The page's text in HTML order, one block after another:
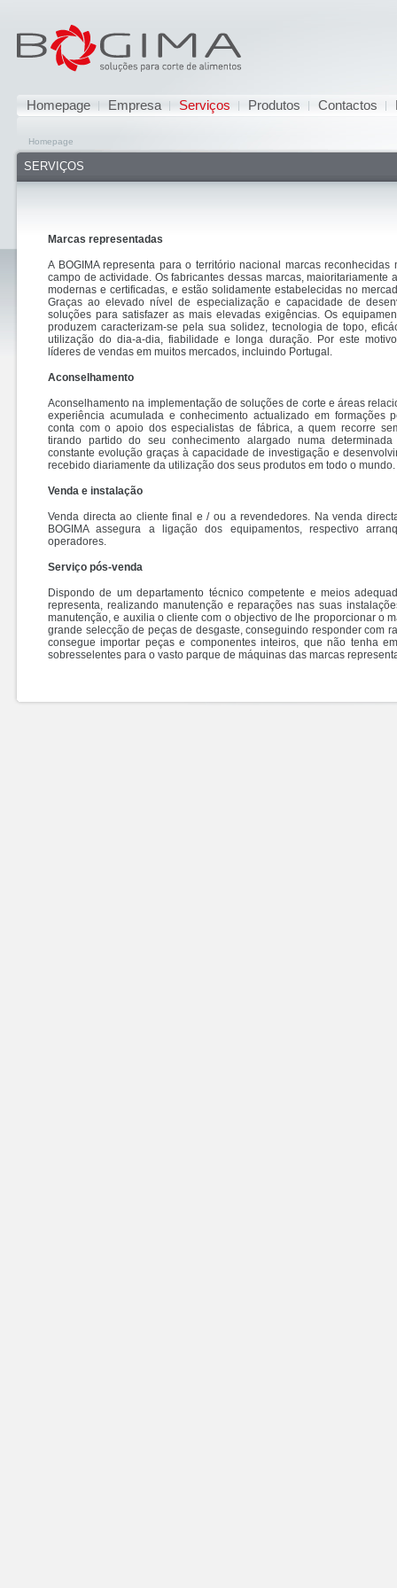
Homepage Empresa Serviços Produtos Contactos
Homepage
SERVIÇOS
Marcas representadas
A BOGIMA representa para o território nacional marcas reconhecidas
campo de actividade. Os fabricantes dessas marcas, maioritariamente
modernas e certificadas, e estão solidamente estabelecidas no
Graças ao elevado nível de especialização e capacidade de
soluções para satisfazer as mais elevadas exigências. Os
produzem caracterizam-se pela sua solidez, tecnologia de topo,
utilização do dia-a-dia, fiabilidade e longa duração. Por este
líderes de vendas em muitos mercados, incluindo Portugal.
Aconselhamento
Aconselhamento na implementação de soluções de corte e áreas
experiência acumulada e conhecimento actualizado em formações
conta com o apoio dos especialistas de fábrica, a quem recorre
tirando partido do seu conhecimento alargado numa
constante evolução graças à capacidade de investigação e
recebido diariamente da utilização dos seus produtos em todo o mundo.
Venda e instalação
Venda directa ao cliente final e / ou a revendedores. Na venda
BOGIMA assegura a ligação dos equipamentos, respectivo
operadores.
Serviço pós-venda
Dispondo de um departamento técnico competente e meios
representa, realizando manutenção e reparações nas suas
manutenção, e auxilia o cliente com o objectivo de lhe proporcionar o
grande selecção de peças de desgaste, conseguindo responder com
consegue importar peças e componentes inteiros, que não tenha
sobresselentes para o vasto parque de máquinas das marcas